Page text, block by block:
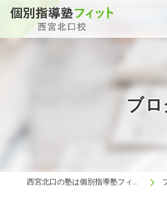
ブ
西宮北口の塾は個別指導塾フィット 西宮北口校 ブ